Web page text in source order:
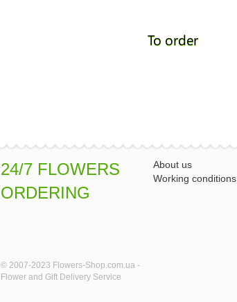
To order
24/7 FLOWERS
ORDERING
© 2007-2023 Flowers-Shop.com.ua -
Flower and Gift Delivery Service
About us
Working conditions